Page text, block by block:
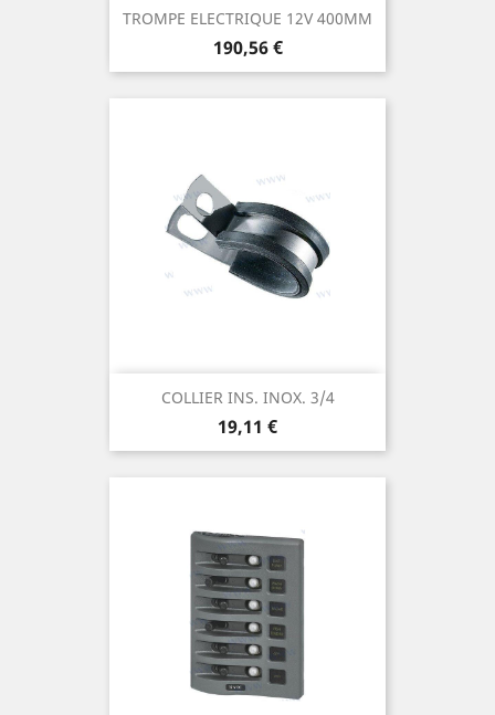
TROMPE ELECTRIQUE 12V 400MM
Prix
190,56 €
COLLIER INS. INOX. 3/4
Prix
19,11 €